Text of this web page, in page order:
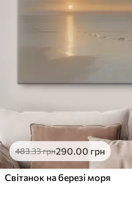
483.33грн290.00 грн
Світанок на березі моря